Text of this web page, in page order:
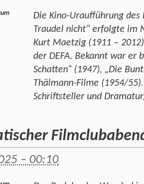
Die Kino-Uraufführung des
Traudel nicht“ erfolgte im
Kurt Maetzig (1911 –
der DEFA. Bekannt war er
Schatten“ (1947), „Die
Thälmann-Filme (1954/
Schriftsteller und
– 00:10